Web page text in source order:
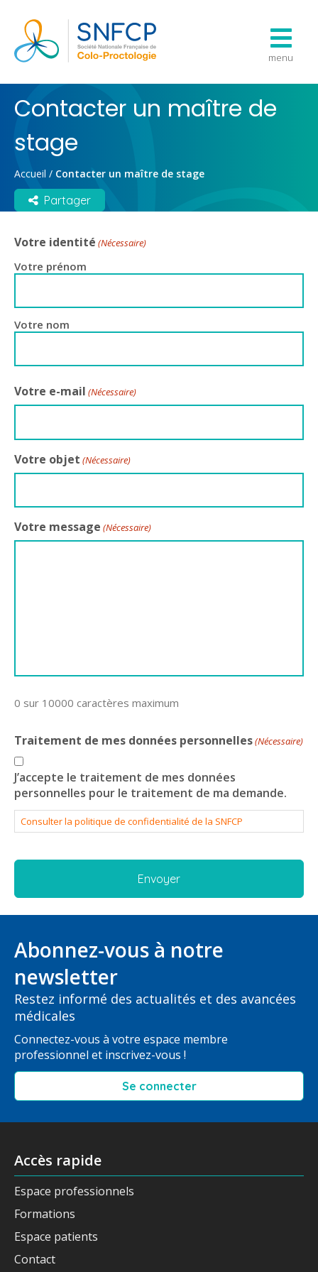
menu
Contacter un maître de
stage
Accueil / Contacter un maître de stage
Partager
Votre identité (Nécessaire)
Votre prénom
Votre nom
Votre e-mail (Nécessaire)
Votre objet (Nécessaire)
Votre message (Nécessaire)
0 sur 10000 caractères maximum
Traitement de mes données personnelles(Nécessaire)
J’accepte le traitement de mes données
personnelles pour le traitement de ma demande.
Consulter la politique de confidentialité de la SNFCP
Abonnez-vous à notre
newsletter
Restez informé des actualités et des avancées
médicales
Connectez-vous à votre espace membre
professionnel et inscrivez-vous !
Se connecter
Accès rapide
Espace professionnels
Formations
Espace patients
Contact